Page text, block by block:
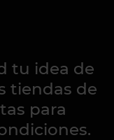
tu idea de
tiendas de
para